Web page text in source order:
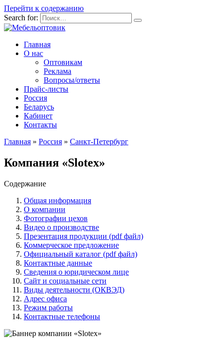
Перейти к содержанию
Search for:
Главная
О нас
Оптовикам
Реклама
Вопросы/ответы
Прайс-листы
Россия
Беларусь
Кабинет
Контакты
Главная » Россия » Санкт-Петербург
Компания «Slotex»
Содержание
Общая информация
О компании
Фотографии цехов
Видео о производстве
Презентация продукции (pdf файл)
Коммерческое предложение
Официальный каталог (pdf файл)
Контактные данные
Сведения о юридическом лице
Сайт и социальные сети
Виды деятельности (ОКВЭД)
Адрес офиса
Режим работы
Контактные телефоны